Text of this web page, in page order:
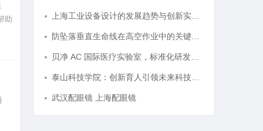
助
武汉配眼镜 上海配眼镜